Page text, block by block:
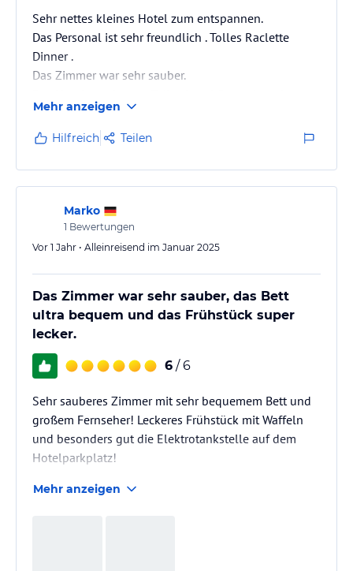
Sehr nettes kleines Hotel zum entspannen.
Das Personal ist sehr freundlich . Tolles Raclette
Dinner .
Das Zimmer war sehr sauber.
eingerichtet .
Mehr anzeigen
Hilfreich Teilen
Marko
1 Bewertungen
Vor 1 Jahr • Alleinreisend im Januar 2025
Das Zimmer war sehr sauber, das Bett
ultra bequem und das Frühstück super
lecker.
6 / 6
Sehr sauberes Zimmer mit sehr bequemem Bett und
großem Fernseher! Leckeres Frühstück mit Waffeln
und besonders gut die Elektrotankstelle auf dem
Hotelparkplatz!
Mehr anzeigen